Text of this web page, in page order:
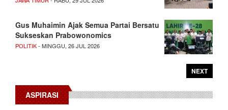
Gus Muhaimin Ajak Semua Partai Bersatu
Sukseskan Prabowonomics
POLITIK- MINGGU, 26 JUL 2026
NEXT
ASPIRASI